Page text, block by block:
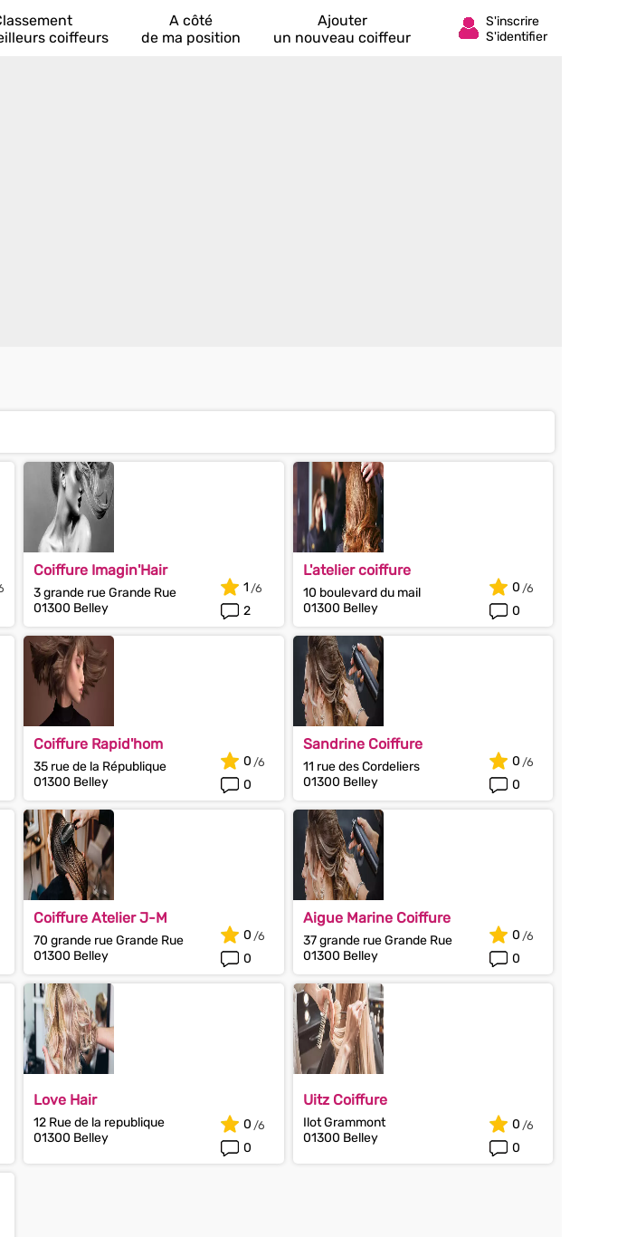
coiffeurs
A côté
de ma position
Ajouter
un nouveau coiffeur
Coiffure Imagin'Hair
3 grande rue Grande Rue
01300 Belley
2
1
L'atelier coiffure
10 boulevard du mail
01300 Belley
0
0
Coiffure Rapid'hom
35 rue de la République
01300 Belley
0
0
Sandrine Coiffure
11 rue des Cordeliers
01300 Belley
0
0
Coiffure Atelier J-M
70 grande rue Grande Rue
01300 Belley
0
0
Aigue Marine Coiffure
37 grande rue Grande Rue
01300 Belley
0
0
Love Hair
12 Rue de la republique
01300 Belley
0
0
Uitz Coiffure
Ilot Grammont
01300 Belley
0
0